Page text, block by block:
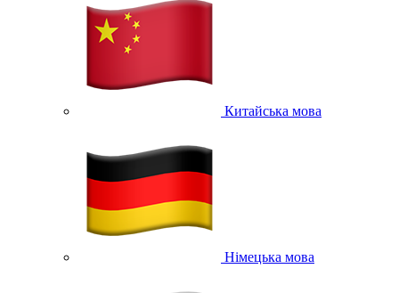
Китайська мова
Німецька мова